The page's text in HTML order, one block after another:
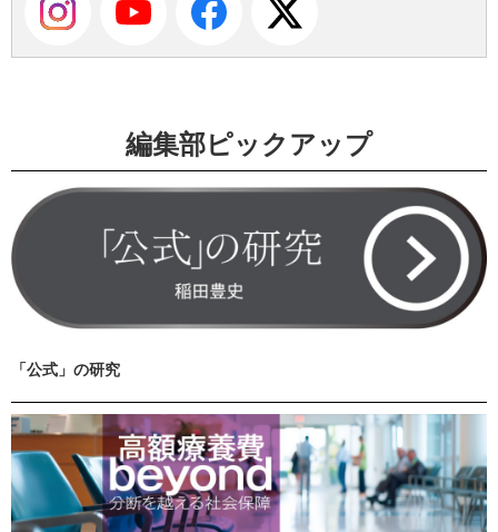
編集部ピックアップ
「公式」の研究